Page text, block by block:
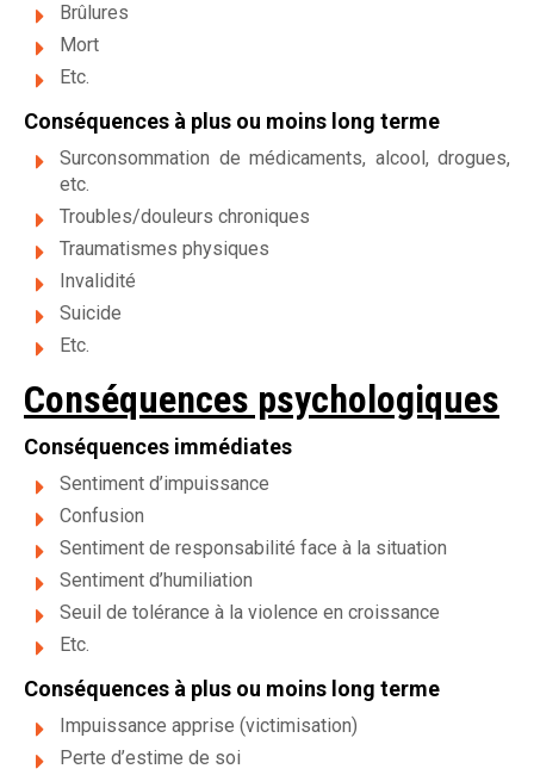
Brûlures
Mort
Etc.
Conséquences à plus ou moins long terme
Surconsommation de médicaments, alcool, drogues,
etc.
Troubles/douleurs chroniques
Traumatismes physiques
Invalidité
Suicide
Etc.
Conséquences psychologiques
Conséquences immédiates
Sentiment d’impuissance
Confusion
Sentiment de responsabilité face à la situation
Sentiment d’humiliation
Seuil de tolérance à la violence en croissance
Etc.
Conséquences à plus ou moins long terme
Impuissance apprise (victimisation)
Perte d’estime de soi